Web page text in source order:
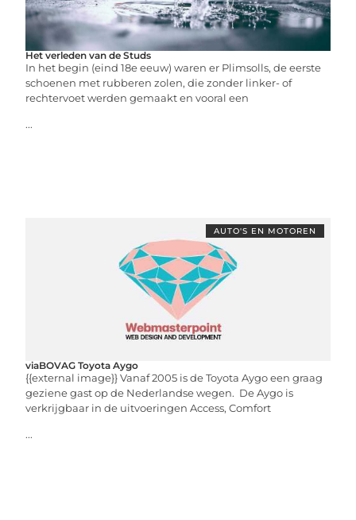
Het verleden van de Studs
In het begin (eind 18e eeuw) waren er Plimsolls, de eerste
schoenen met rubberen zolen, die zonder linker- of
rechtervoet werden gemaakt en vooral een
...
AUTO'S EN MOTOREN
viaBOVAG Toyota Aygo
{{external image}} Vanaf 2005 is de Toyota Aygo een graag
geziene gast op de Nederlandse wegen. De Aygo is
verkrijgbaar in de uitvoeringen Access, Comfort
...